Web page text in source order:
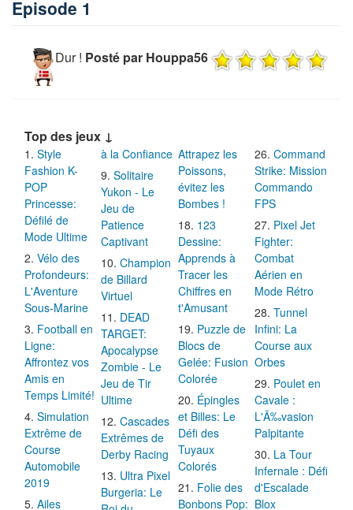
Episode 1
Dur ! Posté par Houppa56
Top des jeux ↓
Style
Fashion K-
POP
Princesse:
Défilé de
Mode Ultime
Vélo des
Profondeurs:
L'Aventure
Sous-Marine
Football en
Ligne:
Affrontez vos
Amis en
Temps Limité!
Simulation
Extrême de
Course
Automobile
2019
Ailes
à la Confiance
Solitaire
Yukon - Le
Jeu de
Patience
Captivant
Champion
de Billard
Virtuel
DEAD
TARGET:
Apocalypse
Zombie - Le
Jeu de Tir
Ultime
Cascades
Extrêmes de
Derby Racing
Ultra Pixel
Burgeria: Le
Attrapez les
Poissons,
évitez les
Bombes !
123
Dessine:
Apprends à
Tracer les
Chiffres en
t'Amusant
Puzzle de
Blocs de
Gelée: Fusion
Colorée
Épingles
et Billes: Le
Défi des
Tuyaux
Colorés
Folie des
Bonbons Pop:
Command
Strike: Mission
Commando
FPS
Pixel Jet
Fighter:
Combat
Aérien en
Mode Rétro
Tunnel
Infini: La
Course aux
Orbes
Poulet en
Cavale :
L'Ã‰vasion
Palpitante
La Tour
Infernale : Défi
d'Escalade
Blox